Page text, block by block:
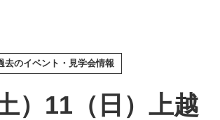
去のイベント・見学会情報
）11（日）上越